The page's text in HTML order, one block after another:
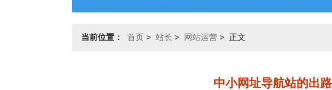
当前位置： 首页 > 站长 > 网站运营 > 正文
中小网址导航站的出